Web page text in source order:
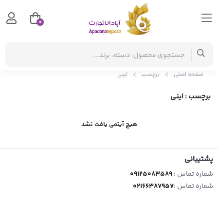
صفحه اصلی برچسب اینی
برچسب: اینی
هیچ آیتمی یافت نشد
پشتیبانی
شماره تماس :09125083589
شماره تماس :02166387957
0